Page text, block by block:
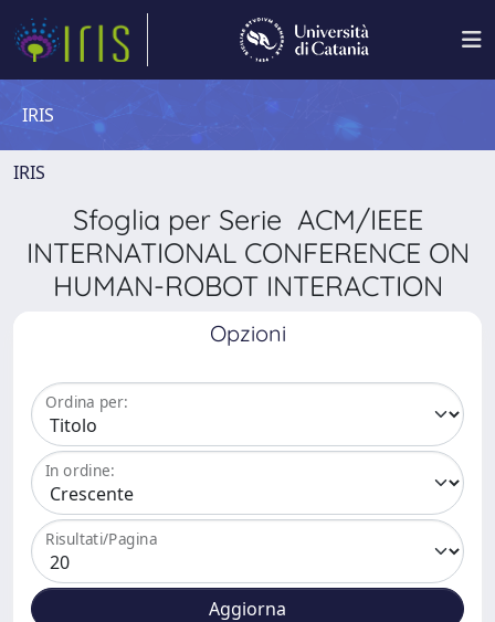
IRIS
IRIS
Sfoglia per Serie ACM/IEEE
INTERNATIONAL CONFERENCE ON
HUMAN-ROBOT INTERACTION
Opzioni
Ordina per:
In ordine:
Risultati/Pagina